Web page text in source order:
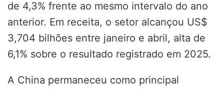
de 4,3% frente ao mesmo intervalo do ano
anterior. Em receita, o setor alcançou US$
3,704 bilhões entre janeiro e abril, alta de
6,1% sobre o resultado registrado em 2025.
A China permaneceu como principal